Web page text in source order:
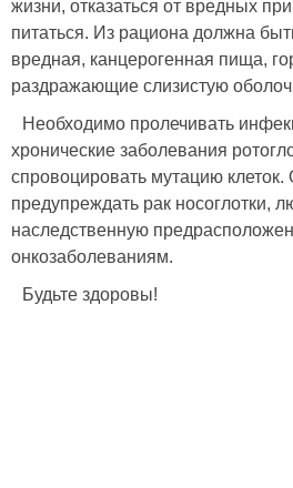
жизни, отказаться от вредных
питаться. Из рациона должна
вредная, канцерогенная пища,
раздражающие слизистую
Необходимо пролечивать
хронические заболевания
спровоцировать мутацию
предупреждать рак носоглотки,
наследственную
онкозаболеваниям.
Будьте здоровы!